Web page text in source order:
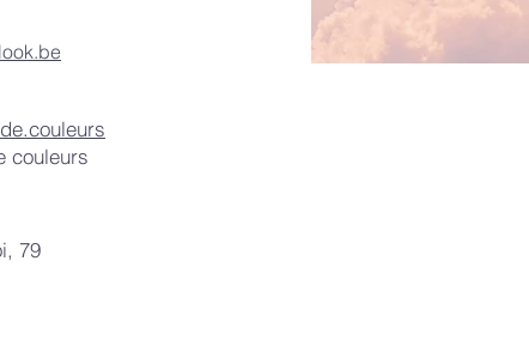
couleurs
79